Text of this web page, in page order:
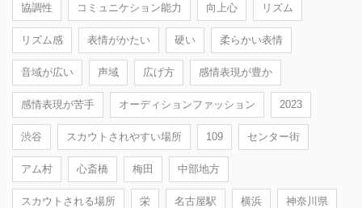
協調性 コミュニケション能力 向上心 リズム
リズム感 表情がかたい 硬い 柔らかい表情
音域が広い 声域 広げ方 感情表現が豊か
感情表現が苦手 オーディションファッション 2023
渋谷 スカウトされやすい場所 109 センター街
アム村 心斎橋 梅田 中部地方
スカウトされる場所 栄 名古屋駅 横浜 神奈川県